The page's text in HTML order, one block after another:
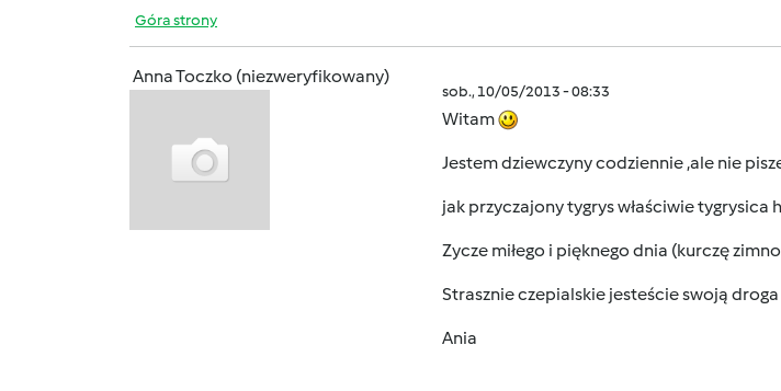
Góra strony
Anna Toczko (niezweryfikowany)
sob., 10/05/2013 - 08:33
Witam
Jestem dziewczyny codziennie ,ale nie
jak przyczajony tygrys właściwie tygrysica
Zycze miłego i pięknego dnia (kurczę
Strasznie czepialskie jesteście swoją droga
Ania